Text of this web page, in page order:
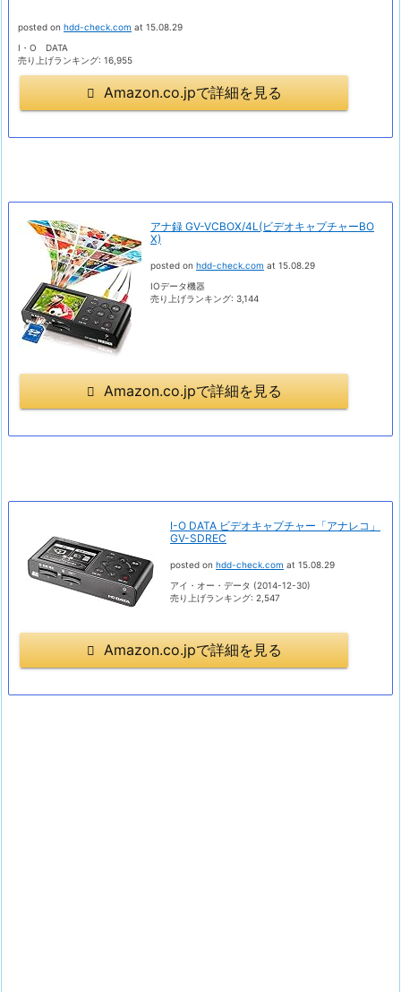
posted on hdd-check.com at 15.08.29
I・O DATA
売り上げランキング: 16,955
Amazon.co.jpで詳細を見る
アナ録 GV-VCBOX/4L(ビデオキャプチャーBO
X)
posted on hdd-check.com at 15.08.29
IOデータ機器
売り上げランキング: 3,144
Amazon.co.jpで詳細を見る
I-O DATA ビデオキャプチャー「アナレコ」
GV-SDREC
posted on hdd-check.com at 15.08.29
アイ・オー・データ (2014-12-30)
売り上げランキング: 2,547
Amazon.co.jpで詳細を見る